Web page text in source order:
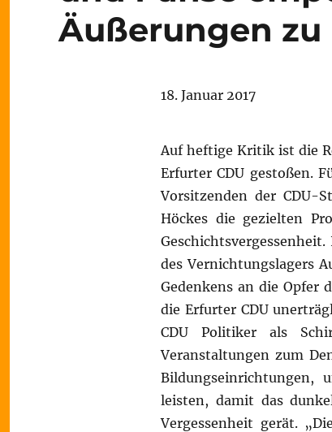
Äußerungen
18. Januar 2017
Auf heftige Kritik ist die
Erfurter CDU gestoßen.
Vorsitzenden der CDU-
Höckes die gezielten
des Vernichtungslagers
Gedenkens an die Opfer
die Erfurter CDU
CDU Politiker als
Veranstaltungen zum
Bildungseinrichtungen,
leisten, damit das
Vergessenheit gerät.